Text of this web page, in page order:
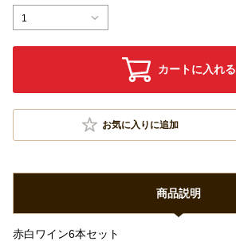
1
カートに入れる
お気に入りに追加
商品説明
赤白ワイン6本セット